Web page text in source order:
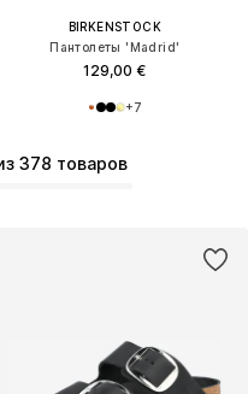
378 товаров
BIRKENSTOCK
Пантолеты 'Madrid'
129,00 €
+7